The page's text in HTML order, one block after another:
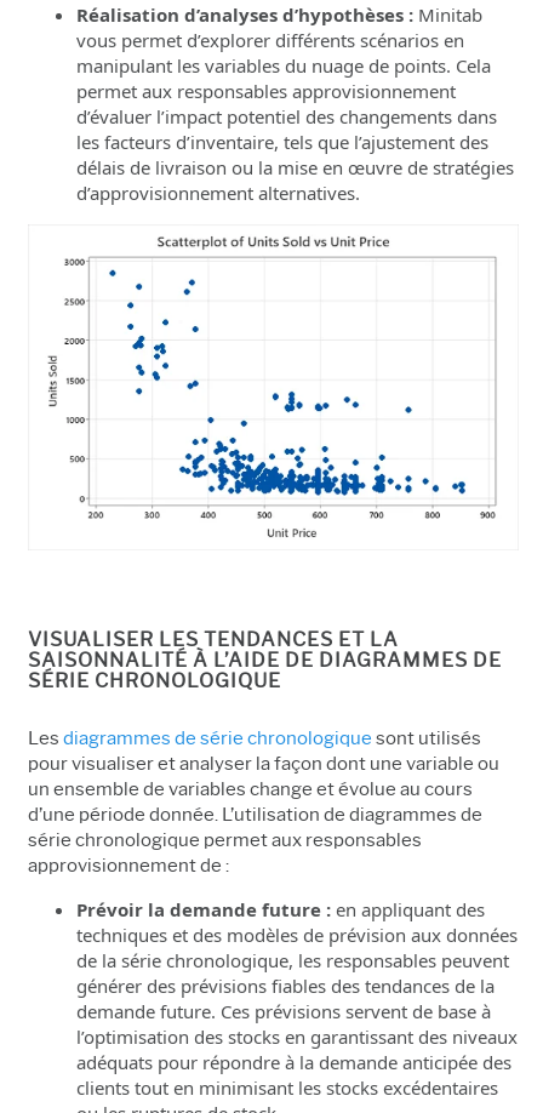
Réalisation d’analyses d’hypothèses : Minitab
vous permet d’explorer différents scénarios en
manipulant les variables du nuage de points. Cela
permet aux responsables approvisionnement
d’évaluer l’impact potentiel des changements dans
les facteurs d’inventaire, tels que l’ajustement des
délais de livraison ou la mise en œuvre de stratégies
d’approvisionnement alternatives.
VISUALISER LES TENDANCES ET LA
SAISONNALITÉ À L’AIDE DE DIAGRAMMES DE
SÉRIE CHRONOLOGIQUE
Les diagrammes de série chronologique sont utilisés
pour visualiser et analyser la façon dont une variable ou
un ensemble de variables change et évolue au cours
d’une période donnée. L’utilisation de diagrammes de
série chronologique permet aux responsables
approvisionnement de :
Prévoir la demande future : en appliquant des
techniques et des modèles de prévision aux données
de la série chronologique, les responsables peuvent
générer des prévisions fiables des tendances de la
demande future. Ces prévisions servent de base à
l’optimisation des stocks en garantissant des niveaux
adéquats pour répondre à la demande anticipée des
clients tout en minimisant les stocks excédentaires